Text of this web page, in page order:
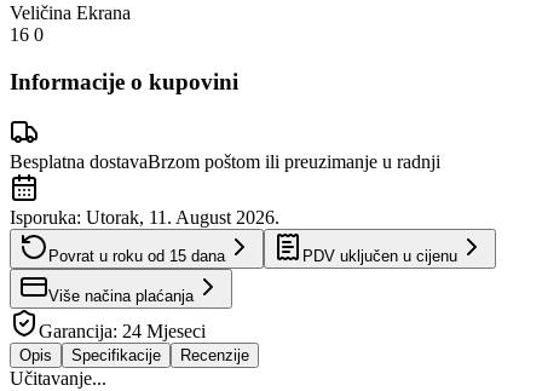
Veličina Ekrana
16 0
Informacije o kupovini
Besplatna dostavaBrzom poštom ili preuzimanje u radnji
Isporuka: Utorak, 11. August 2026.
Povrat u roku od 15 dana PDV uključen u cijenu
Više načina plaćanja
Garancija: 24 Mjeseci
Opis Specifikacije Recenzije
Učitavanje...